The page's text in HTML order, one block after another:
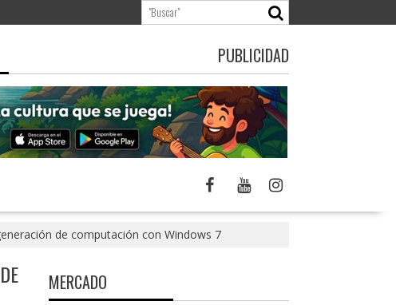
PUBLICIDAD
de computación con Windows 7
MERCADO